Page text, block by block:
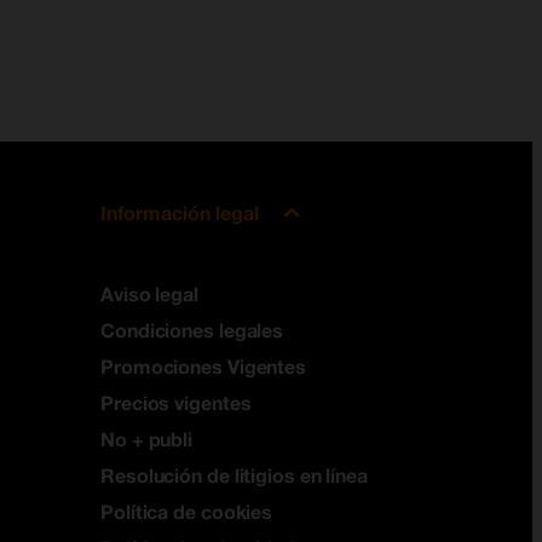
Información legal
Aviso legal
Condiciones legales
Promociones Vigentes
Precios vigentes
No + publi
Resolución de litigios en línea
Política de cookies